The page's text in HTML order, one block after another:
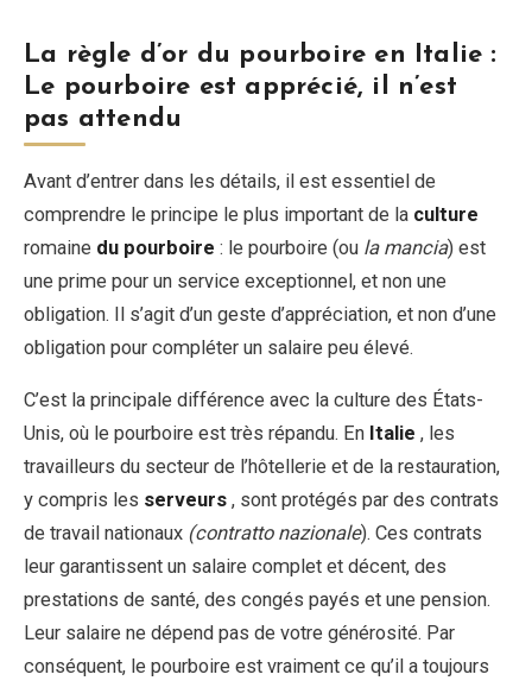
La règle d’or du pourboire en Italie :
Le pourboire est apprécié, il n’est
pas attendu
Avant d’entrer dans les détails, il est essentiel de
comprendre le principe le plus important de la culture
romaine du pourboire : le pourboire (ou la mancia) est
une prime pour un service exceptionnel, et non une
obligation. Il s’agit d’un geste d’appréciation, et non d’une
obligation pour compléter un salaire peu élevé.
C’est la principale différence avec la culture des États-
Unis, où le pourboire est très répandu. En Italie , les
travailleurs du secteur de l’hôtellerie et de la restauration,
y compris les serveurs , sont protégés par des contrats
de travail nationaux (contratto nazionale). Ces contrats
leur garantissent un salaire complet et décent, des
prestations de santé, des congés payés et une pension.
Leur salaire ne dépend pas de votre générosité. Par
conséquent, le pourboire est vraiment ce qu’il a toujours